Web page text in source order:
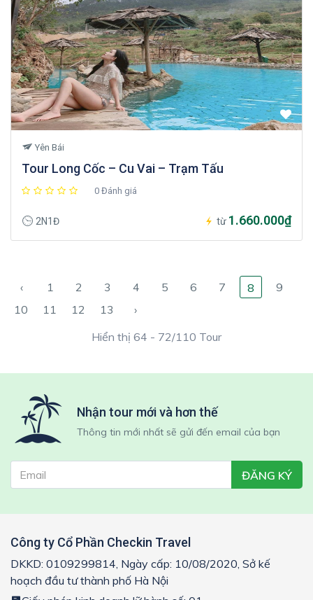
Yên Bái
Tour Long Cốc – Cu Vai – Trạm Tấu
0 Đánh giá
2N1Đ từ 1.660.000₫
‹ 1 2 3 4 5 6 7 8
9
10
11 12 13
›
Hiển thị 64 - 72/110 Tour
Nhận tour mới và hơn thế
Thông tin mới nhất sẽ gửi đến email của bạn
ĐĂNG KÝ
Công ty Cổ Phần Checkin Travel
DKKD: 0109299814, Ngày cấp: 10/08/2020, Sở kế
hoạch đầu tư thành phố Hà Nội